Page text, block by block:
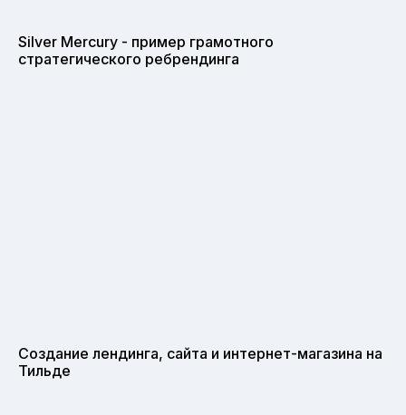
Silver Mercury - пример грамотного
стратегического ребрендинга
Создание лендинга, сайта и интернет-магазина на
Тильде